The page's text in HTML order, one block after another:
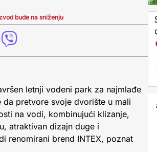
bude na sniženju
letnji vodeni park za najmlađe
pretvore svoje dvorište u mali
na vodi, kombinujući klizanje,
atraktivan dizajn duge i
renomirani brend INTEX, poznat